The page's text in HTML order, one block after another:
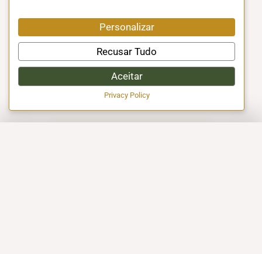
Personalizar
Recusar Tudo
Aceitar
Privacy Policy